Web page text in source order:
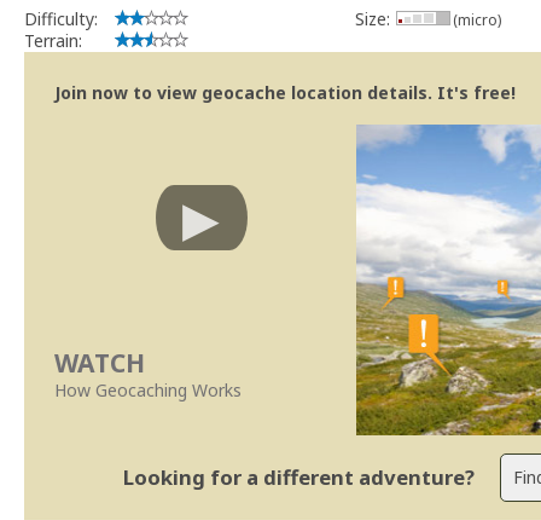
Difficulty:
Terrain:
Size: (micro)
Join now to view geocache location details. It's free!
WATCH
How Geocaching Works
Looking for a different adventure?